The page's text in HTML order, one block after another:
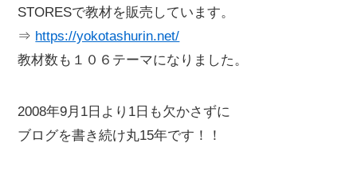
STORESで教材を販売しています。
⇒ https://yokotashurin.net/
教材数も１０６テーマになりました。
2008年9月1日より1日も欠かさずに
ブログを書き続け丸15年です！！